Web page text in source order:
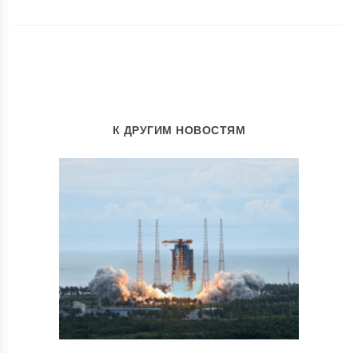
К ДРУГИМ НОВОСТЯМ